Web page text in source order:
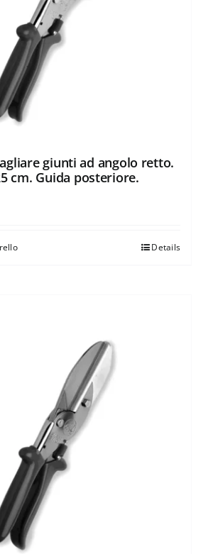
giunti ad angolo retto.
cm. Guida posteriore.
Details